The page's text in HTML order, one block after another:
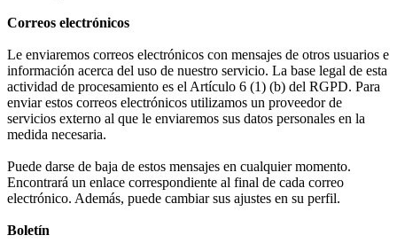
Correos electrónicos
Le enviaremos correos electrónicos con mensajes de otros usuarios e
información acerca del uso de nuestro servicio. La base legal de esta
actividad de procesamiento es el Artículo 6 (1) (b) del RGPD. Para
enviar estos correos electrónicos utilizamos un proveedor de
servicios externo al que le enviaremos sus datos personales en la
medida necesaria.
Puede darse de baja de estos mensajes en cualquier momento.
Encontrará un enlace correspondiente al final de cada correo
electrónico. Además, puede cambiar sus ajustes en su perfil.
Boletín